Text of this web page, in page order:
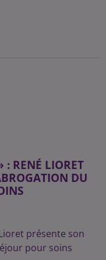
: RENÉ LIORET
DU
présente son
pour soins